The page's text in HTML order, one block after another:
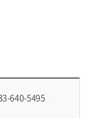
640-5495